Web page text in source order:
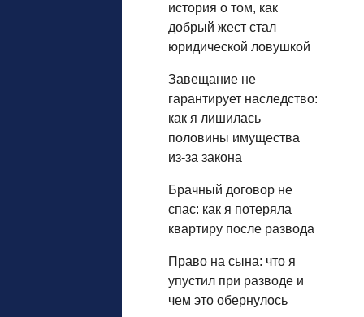
история о том, как
добрый жест стал
юридической ловушкой
Завещание не
гарантирует наследство:
как я лишилась
половины имущества
из‑за закона
Брачный договор не
спас: как я потеряла
квартиру после развода
Право на сына: что я
упустил при разводе и
чем это обернулось